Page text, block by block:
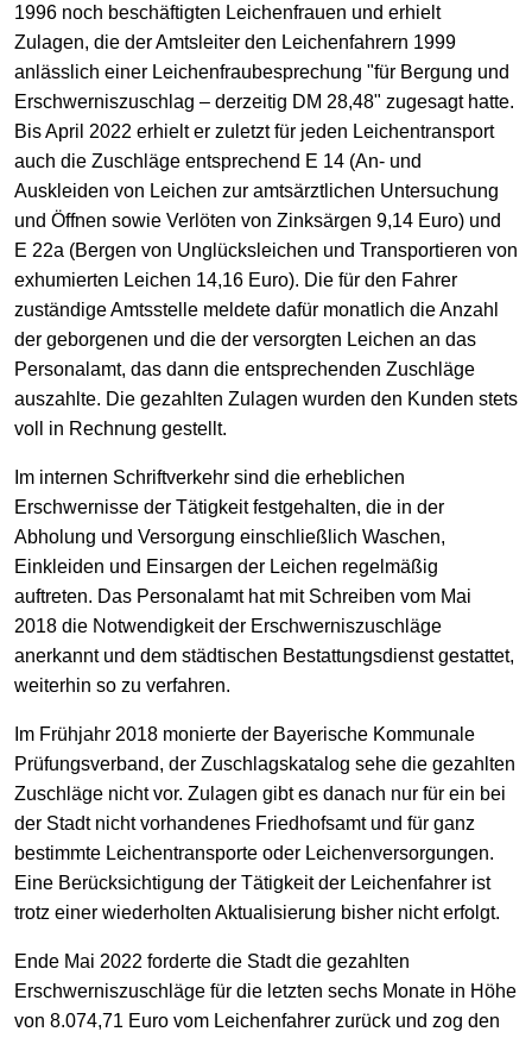
1996 noch beschäftigten Leichenfrauen und erhielt
Zulagen, die der Amtsleiter den Leichenfahrern 1999
anlässlich einer Leichenfraubesprechung "für Bergung und
Erschwerniszuschlag – derzeitig DM 28,48" zugesagt hatte.
Bis April 2022 erhielt er zuletzt für jeden Leichentransport
auch die Zuschläge entsprechend E 14 (An- und
Auskleiden von Leichen zur amtsärztlichen Untersuchung
und Öffnen sowie Verlöten von Zinksärgen 9,14 Euro) und
E 22a (Bergen von Unglücksleichen und Transportieren von
exhumierten Leichen 14,16 Euro). Die für den Fahrer
zuständige Amtsstelle meldete dafür monatlich die Anzahl
der geborgenen und die der versorgten Leichen an das
Personalamt, das dann die entsprechenden Zuschläge
auszahlte. Die gezahlten Zulagen wurden den Kunden stets
voll in Rechnung gestellt.
Im internen Schriftverkehr sind die erheblichen
Erschwernisse der Tätigkeit festgehalten, die in der
Abholung und Versorgung einschließlich Waschen,
Einkleiden und Einsargen der Leichen regelmäßig
auftreten. Das Personalamt hat mit Schreiben vom Mai
2018 die Notwendigkeit der Erschwerniszuschläge
anerkannt und dem städtischen Bestattungsdienst gestattet,
weiterhin so zu verfahren.
Im Frühjahr 2018 monierte der Bayerische Kommunale
Prüfungsverband, der Zuschlagskatalog sehe die gezahlten
Zuschläge nicht vor. Zulagen gibt es danach nur für ein bei
der Stadt nicht vorhandenes Friedhofsamt und für ganz
bestimmte Leichentransporte oder Leichenversorgungen.
Eine Berücksichtigung der Tätigkeit der Leichenfahrer ist
trotz einer wiederholten Aktualisierung bisher nicht erfolgt.
Ende Mai 2022 forderte die Stadt die gezahlten
Erschwerniszuschläge für die letzten sechs Monate in Höhe
von 8.074,71 Euro vom Leichenfahrer zurück und zog den